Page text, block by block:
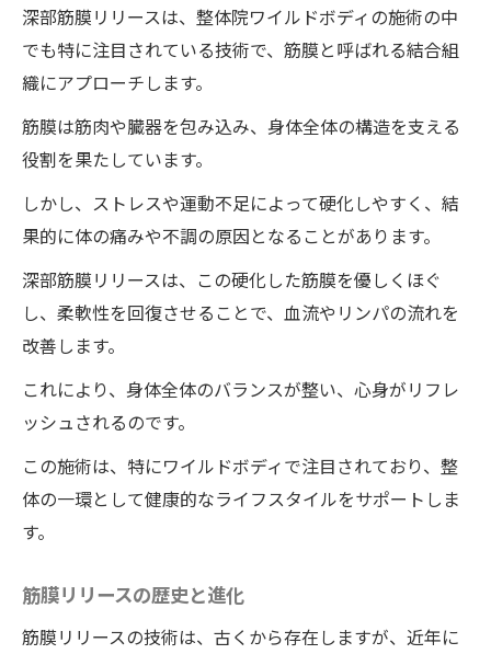
心身のリフレッシュが必要な理由
整体が心身に与える影響
地域に根ざした整体院の魅力
整体院ワイルドボディで得られる心の安ら
ぎ
リフレッシュ効果を高めるポイント
筋膜リリース整体がもたらす驚くべき軽さの秘
密
筋膜リリースの人体科学的基盤
筋膜の役割と重要性
施術により得られる身体の変化
軽さを感じる理由と実感
筋膜リリース後の生活の質の向上
日常生活での持続的な効果
深層筋膜リリースが健康に与える影響
痛みの軽減と可動域の改善
深部筋膜リリースは、整体院ワイルドボディの施術の中
でも特に注目されている技術で、筋膜と呼ばれる結合組
織にアプローチします。
筋膜は筋肉や臓器を包み込み、身体全体の構造を支える
役割を果たしています。
しかし、ストレスや運動不足によって硬化しやすく、結
果的に体の痛みや不調の原因となることがあります。
深部筋膜リリースは、この硬化した筋膜を優しくほぐ
し、柔軟性を回復させることで、血流やリンパの流れを
改善します。
これにより、身体全体のバランスが整い、心身がリフレ
ッシュされるのです。
この施術は、特にワイルドボディで注目されており、整
体の一環として健康的なライフスタイルをサポートしま
す。
筋膜リリースの歴史と進化
筋膜リリースの技術は、古くから存在しますが、近年に